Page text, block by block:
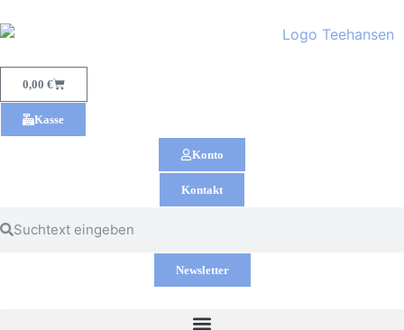
0,00 €
Kasse
Konto
Kontakt
Newsletter